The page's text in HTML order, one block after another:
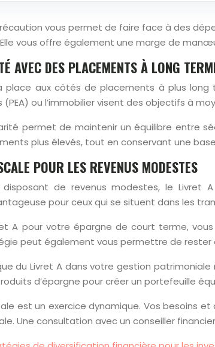
vous permet de faire face à des
vous offre également une marge de
AVEC DES PLACEMENTS À LONG
place aux côtés de placements à plus
(PEA) ou l’immobilier visent des objectifs à
permet de maintenir un équilibre entre
plus élevés, tout en conservant une
POUR LES REVENUS MODESTES
disposant de revenus modestes, le Livret
pour ceux qui se situent dans les
A pour votre épargne de court terme,
peut également vous permettre de rester
du Livret A dans votre gestion
d’épargne pour créer un portefeuille
est un exercice dynamique. Vos besoins
Une consultation avec un conseiller